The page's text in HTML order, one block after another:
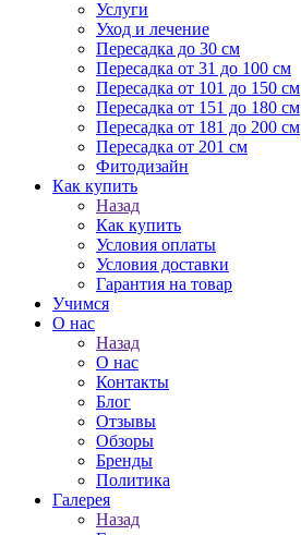
Услуги
Уход и лечение
Пересадка до 30 см
Пересадка от 31 до 100 см
Пересадка от 101 до 150 см
Пересадка от 151 до 180 см
Пересадка от 181 до 200 см
Пересадка от 201 см
Фитодизайн
Как купить
Назад
Как купить
Условия оплаты
Условия доставки
Гарантия на товар
Учимся
О нас
Назад
О нас
Контакты
Блог
Отзывы
Обзоры
Бренды
Политика
Галерея
Назад